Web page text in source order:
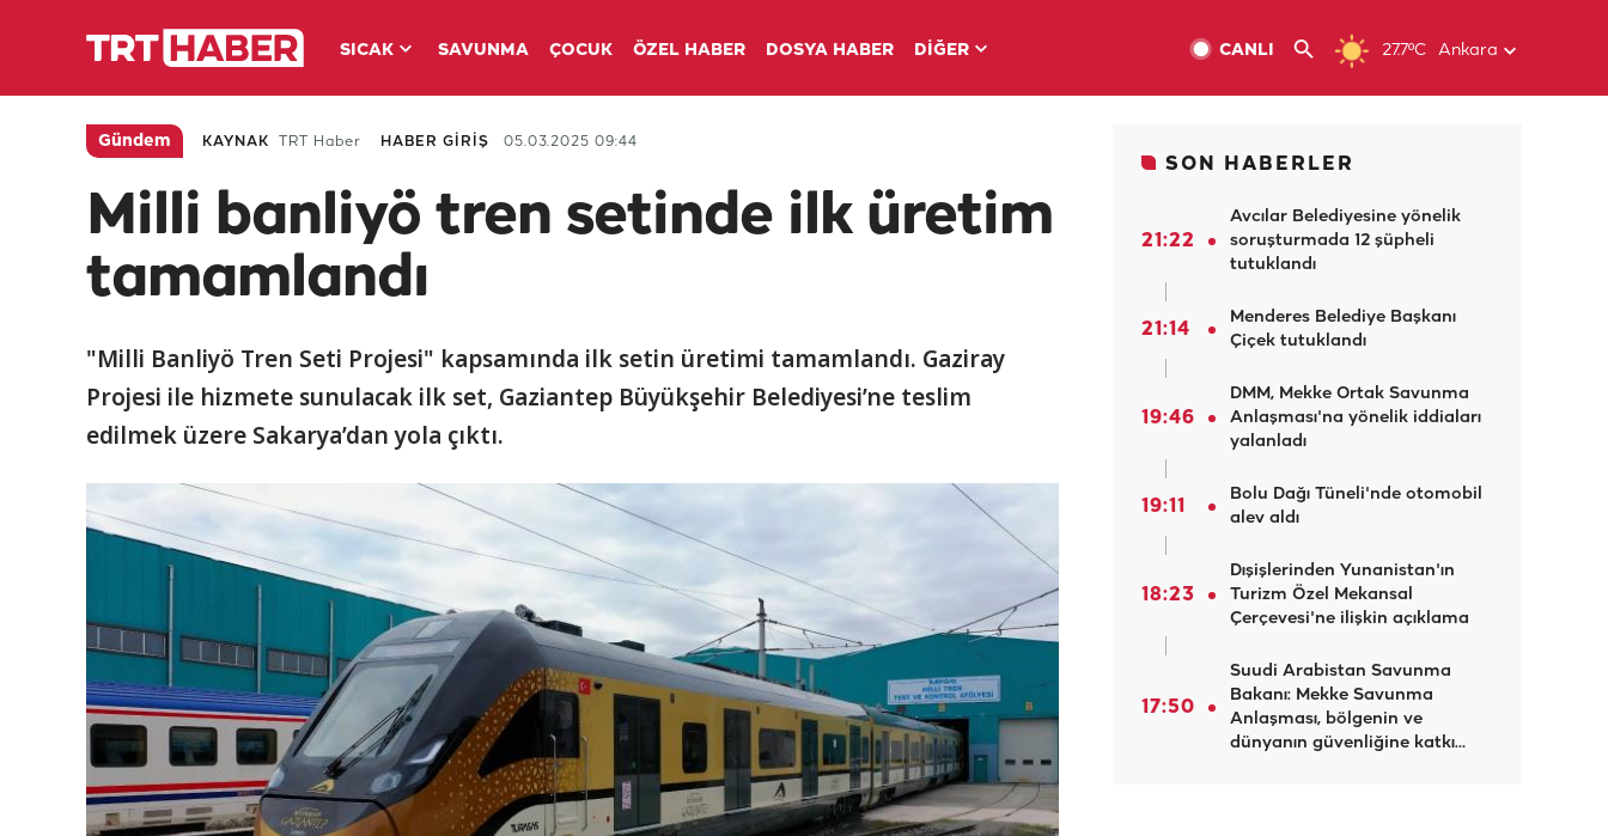
SICAK SAVUNMA ÇOCUK ÖZEL HABER DOSYA HABER DİĞER 27.7ºC Ankara
CANLI
Gündem KAYNAK TRT Haber HABER GİRİŞ 05.03.2025 09:44
Milli banliyö tren setinde ilk üretim
tamamlandı
"Milli Banliyö Tren Seti Projesi" kapsamında ilk setin üretimi tamamlandı. Gaziray
Projesi ile hizmete sunulacak ilk set, Gaziantep Büyükşehir Belediyesi’ne teslim
edilmek üzere Sakarya’dan yola çıktı.
SON HABERLER
21:22
Avcılar Belediyesine yönelik
soruşturmada 12 şüpheli
tutuklandı
21:14
Menderes Belediye Başkanı
Çiçek tutuklandı
19:46
DMM, Mekke Ortak Savunma
Anlaşması'na yönelik iddiaları
yalanladı
19:11
Bolu Dağı Tüneli'nde otomobil
alev aldı
18:23
Dışişlerinden Yunanistan'ın
Turizm Özel Mekansal
Çerçevesi'ne ilişkin açıklama
17:50
Suudi Arabistan Savunma
Bakanı: Mekke Savunma
Anlaşması, bölgenin ve
dünyanın güvenliğine katkı